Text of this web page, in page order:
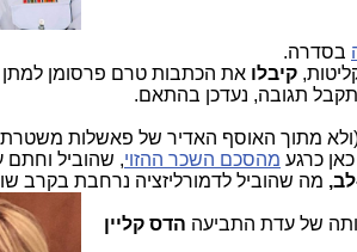
בסדרה.
קיבלו את הכתבות טרם פרסומן למתן
תגובה, נעדכן בהתאם.
(ולא מתוך האוסף האדיר של פאשלות
כרגע מהסכם השכר ההזוי, שהוביל וחתם
מה שהוביל לדמורליזציה נרחבת בקרב
של עדת התביעה הדס קליין